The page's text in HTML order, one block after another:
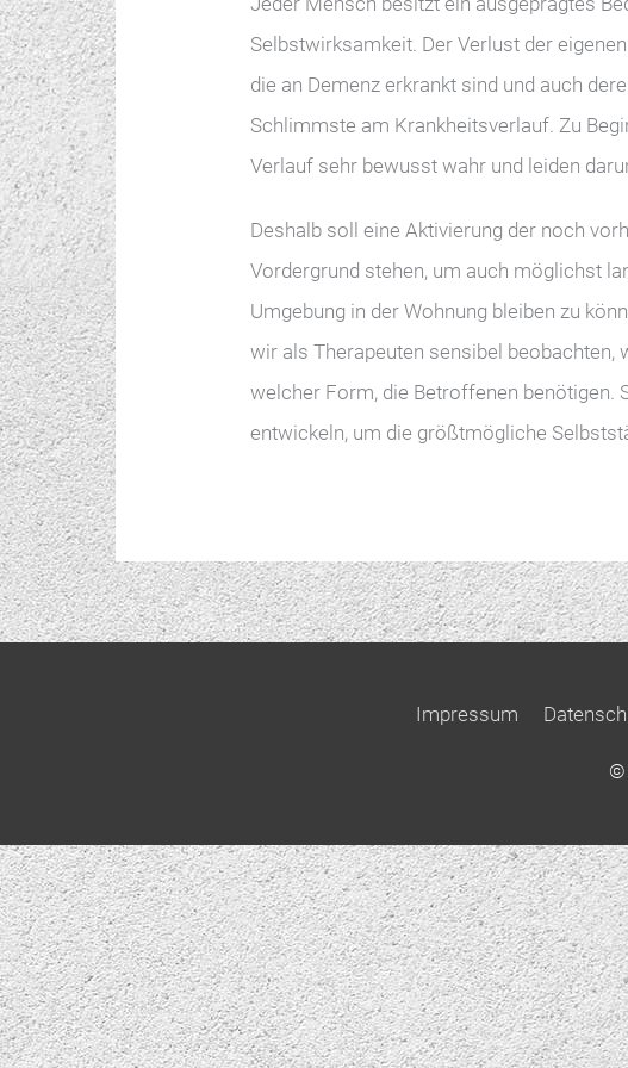
Selbstwirksamkeit. Der Verlust der
die an Demenz erkrankt sind und auch
Schlimmste am Krankheitsverlauf. Zu
Verlauf sehr bewusst wahr und leiden
Deshalb soll eine Aktivierung der noch
Vordergrund stehen, um auch möglichst
Umgebung in der Wohnung bleiben zu
wir als Therapeuten sensibel beobachten,
welcher Form, die Betroffenen benötigen.
entwickeln, um die größtmögliche
Impressum
©